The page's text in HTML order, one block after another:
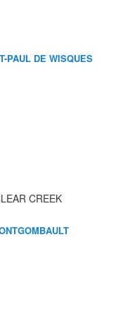
PAUL DE WISQUES
CREEK